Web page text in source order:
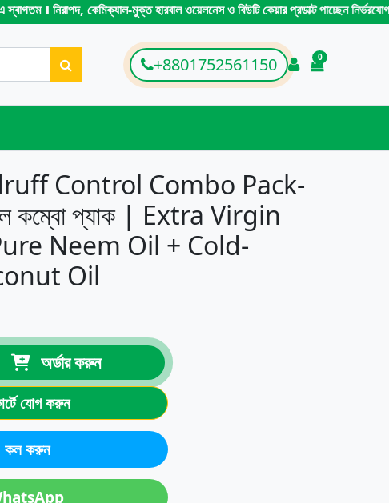
কেমিক্যাল-মুক্ত হারবাল ওয়েলনেস ও বিউটি কেয়ার প্রডাক্ট পাচ্ছেন নির্ভরযোগ্য দামে –
+8801752561150 Login
0items in
Control Combo Pack-
কম্বো প্যাক | Extra Virgin
Neem Oil + Cold-
Oil
অর্ডার করুন
যোগ করুন
কল করুন